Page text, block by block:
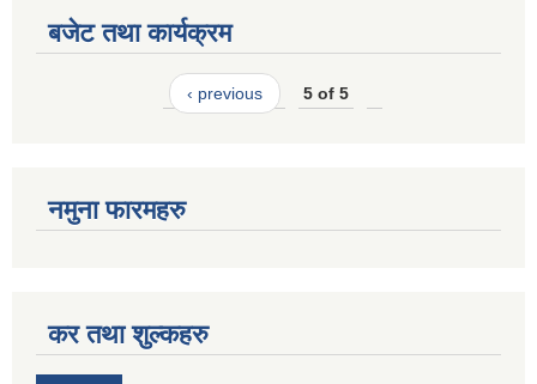
बजेट तथा कार्यक्रम
‹ previous 5 of 5
नमुना फारमहरु
कर तथा शुल्कहरु